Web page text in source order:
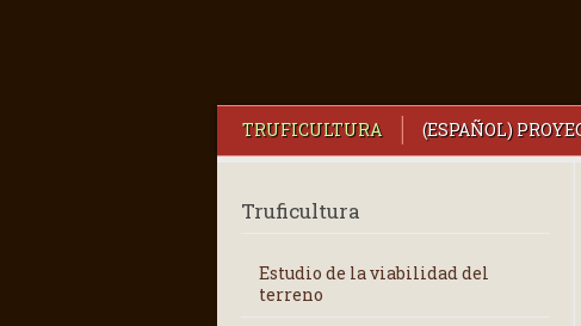
TRUFICULTURA (ESPAÑOL)
Truficultura
Estudio de la viabilidad del
terreno